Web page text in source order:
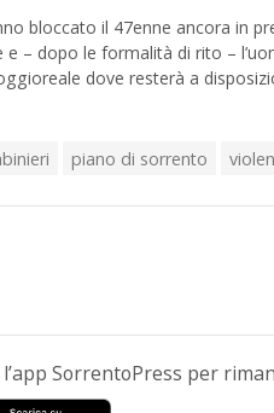
bloccato il 47enne ancora in
– dopo le formalità di rito –
dove resterà a
piano di sorrento
l’app SorrentoPress per